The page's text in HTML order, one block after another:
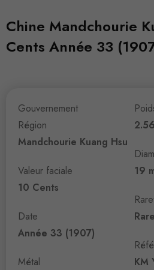
Chine Mandchourie
Cents Année 33
Gouvernement
Région
Mandchourie Kuang Hsu
Valeur faciale
10 Cents
Date
Année 33 (1907)
Métal
19
Rare
KM